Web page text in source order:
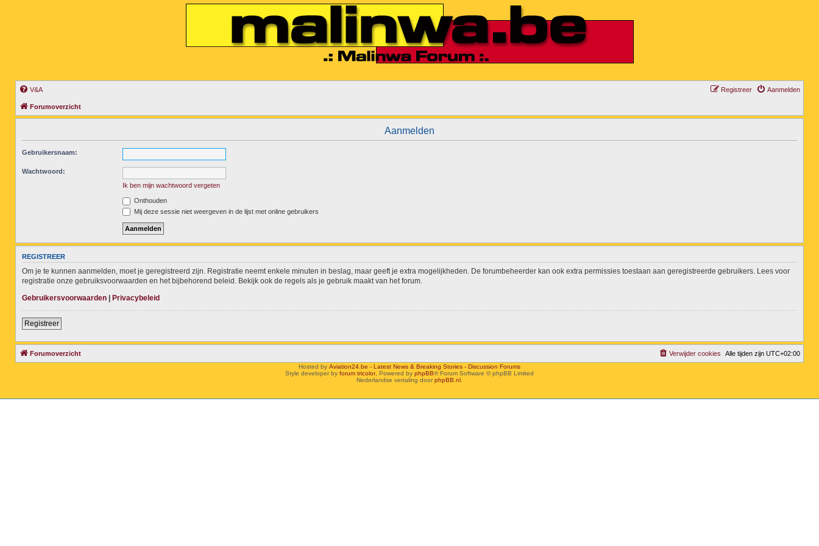
V&A Aanmelden
Registreer
Forumoverzicht
Aanmelden
Gebruikersnaam:
Wachtwoord:
Ik ben mijn wachtwoord vergeten
Onthouden
Mij deze sessie niet weergeven in de lijst met online gebruikers
REGISTREER
Om je te kunnen aanmelden, moet je geregistreerd zijn. Registratie neemt enkele minuten in beslag, maar geeft je extra mogelijkheden. De forumbeheerder kan ook extra permissies toestaan aan geregistreerde gebruikers. Lees voor
registratie onze gebruiksvoorwaarden en het bijbehorend beleid. Bekijk ook de regels als je gebruik maakt van het forum.
Gebruikersvoorwaarden | Privacybeleid
Registreer
Forumoverzicht Alle tijden zijn UTC+02:00
Verwijder cookies
Hosted by Aviation24.be - Latest News & Breaking Stories - Discussion Forums
Style developer by forum tricolor, Powered by phpBB® Forum Software © phpBB Limited
Nederlandse vertaling doorphpBB.nl